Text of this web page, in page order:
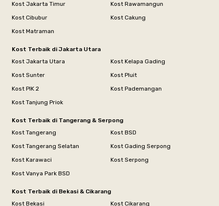
Kost Jakarta Timur
Kost Rawamangun
Kost Cibubur
Kost Cakung
Kost Matraman
Kost Terbaik di Jakarta Utara
Kost Jakarta Utara
Kost Kelapa Gading
Kost Sunter
Kost Pluit
Kost PIK 2
Kost Pademangan
Kost Tanjung Priok
Kost Terbaik di Tangerang & Serpong
Kost Tangerang
Kost BSD
Kost Tangerang Selatan
Kost Gading Serpong
Kost Karawaci
Kost Serpong
Kost Vanya Park BSD
Kost Terbaik di Bekasi & Cikarang
Kost Bekasi
Kost Cikarang